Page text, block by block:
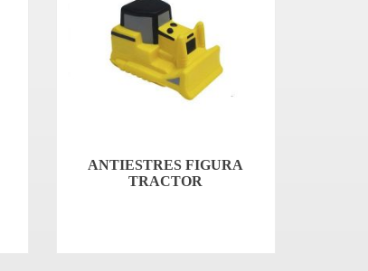
ANTIESTRES FIGURA
TRACTOR